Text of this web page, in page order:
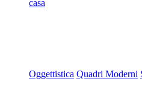
casa
Oggettistica Quadri Moderni